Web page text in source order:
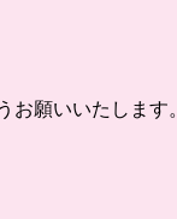
願いいたします。